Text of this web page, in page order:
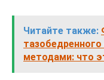
Читайте также:
методами: что